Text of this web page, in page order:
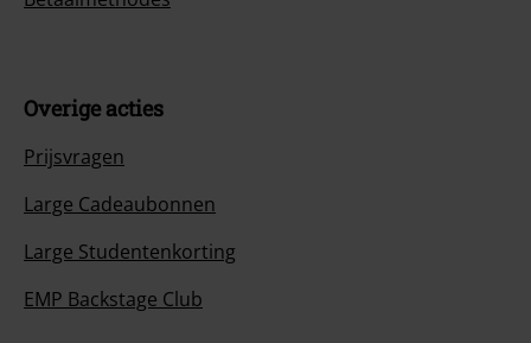
Overige acties
Prijsvragen
Large Cadeaubonnen
Large Studentenkorting
EMP Backstage Club